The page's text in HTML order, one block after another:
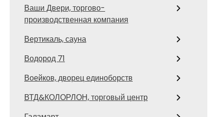
Ваши Двери, торгово-
производственная компания
Вертикаль, сауна
Водород 71
Воейков, дворец единоборств
ВТД&КОЛОРЛОН, торговый центр